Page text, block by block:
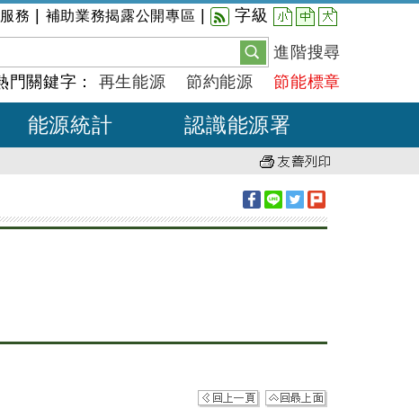
務 補助業務揭露公開專區 字級 小 中 大
進階搜尋
門關鍵字： 再生能源 節約能源 節能標章
能源統計 認識能源署